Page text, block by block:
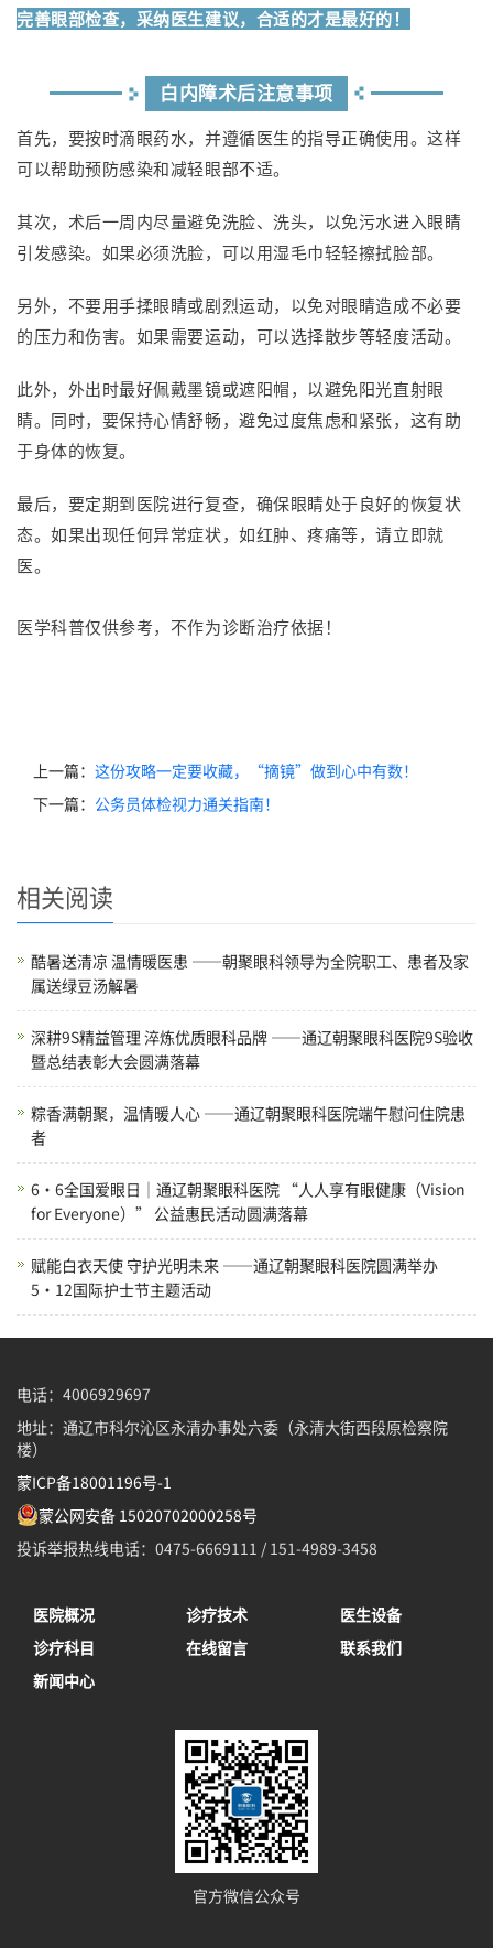
完善眼部检查，采纳医生建议，合适的才是最好的！
白内障术后注意事项
首先，要按时滴眼药水，并遵循医生的指导正确使用。这样
可以帮助预防感染和减轻眼部不适。
其次，术后一周内尽量避免洗脸、洗头，以免污水进入眼睛
引发感染。如果必须洗脸，可以用湿毛巾轻轻擦拭脸部。
另外，不要用手揉眼睛或剧烈运动，以免对眼睛造成不必要
的压力和伤害。如果需要运动，可以选择散步等轻度活动。
此外，外出时最好佩戴墨镜或遮阳帽，以避免阳光直射眼
睛。同时，要保持心情舒畅，避免过度焦虑和紧张，这有助
于身体的恢复。
最后，要定期到医院进行复查，确保眼睛处于良好的恢复状
态。如果出现任何异常症状，如红肿、疼痛等，请立即就
医。
医学科普仅供参考，不作为诊断治疗依据！
上一篇： 这份攻略一定要收藏，“摘镜”做到心中有数！
下一篇： 公务员体检视力通关指南！
相关阅读
酷暑送清凉 温情暖医患 ——朝聚眼科领导为全院职工、患者及家
属送绿豆汤解暑
深耕9S精益管理 淬炼优质眼科品牌 ——通辽朝聚眼科医院9S验收
暨总结表彰大会圆满落幕
粽香满朝聚，温情暖人心 ——通辽朝聚眼科医院端午慰问住院患
者
6·6全国爱眼日｜通辽朝聚眼科医院 “人人享有眼健康（Vision
for Everyone）” 公益惠民活动圆满落幕
赋能白衣天使 守护光明未来 ——通辽朝聚眼科医院圆满举办
5·12国际护士节主题活动
电话：4006929697
地址：通辽市科尔沁区永清办事处六委（永清大街西段原检察院
楼）
蒙ICP备18001196号-1
蒙公网安备 15020702000258号
投诉举报热线电话：0475-6669111 / 151-4989-3458
医院概况 诊疗技术
医生设备
诊疗科目
在线留言
联系我们
新闻中心
官方微信公众号